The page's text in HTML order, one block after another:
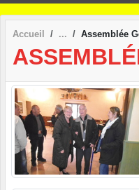
Accueil Assemblée